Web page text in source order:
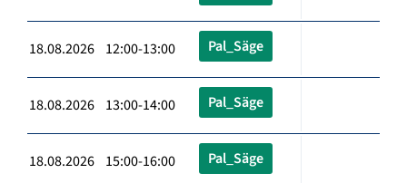
18.08.2026 12:00-13:00 Pal_Säge
18.08.2026 13:00-14:00 Pal_Säge
18.08.2026 15:00-16:00 Pal_Säge